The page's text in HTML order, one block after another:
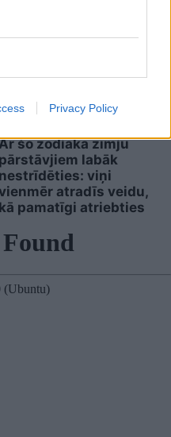
Privacy Policy
šo zodiaka zīmju
pārstāvjiem labāk
nestrīdēties: viņi
atradīs veidu,
kā pamatīgi atriebties